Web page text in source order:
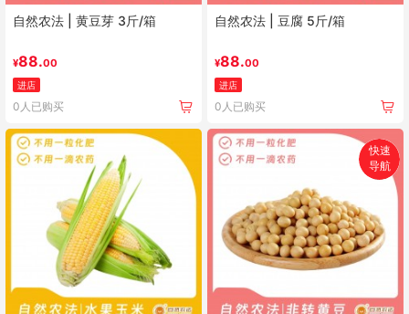
自然农法 | 黄豆芽 3斤/箱
¥88.00
进店
0人已购买
自然农法 | 豆腐 5斤/箱
¥88.00
进店
0人已购买
首页
搜索
分类
购物车
快速
导航